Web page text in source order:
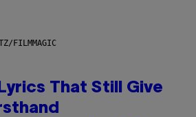
FILMMAGIC
That Still Give